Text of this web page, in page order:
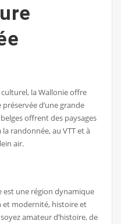
la Wallonie offre
d’une grande
offrent des paysages
randonnée, au VTT et à
air.
est une région dynamique
modernité, histoire et
amateur d’histoire, de